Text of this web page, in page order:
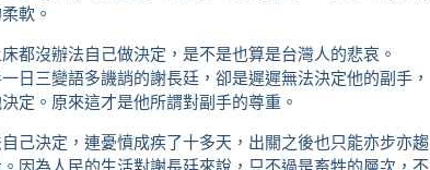
軟。
都沒辦法自己做決定，是不是也算是台灣人的悲哀。
日三變語多譏誚的謝長廷，卻是遲遲無法決定他的副手，
定。原來這才是他所謂對副手的尊重。
己決定，連憂憤成疾了十多天，出關之後也只能亦步亦趨
因為人民的生活對謝長廷來說，只不過是畜牲的層次，不